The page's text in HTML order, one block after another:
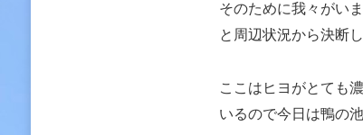
そのために我々がい
と周辺状況から決断し
ここはヒヨがとても
いるので今日は鴨の